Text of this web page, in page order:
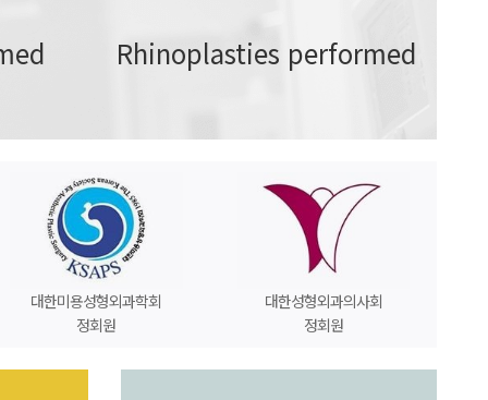
Rhinoplasties performed
대한미용성형외과학회
정회원
대한성형외과의사회
정회원